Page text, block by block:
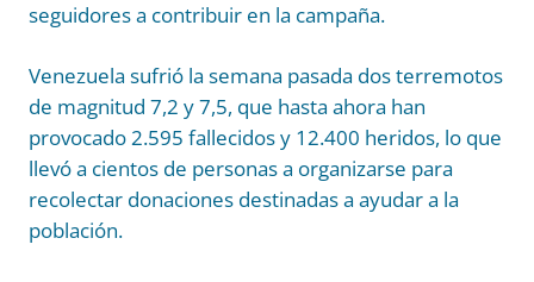
seguidores a contribuir en la campaña.
Venezuela sufrió la semana pasada dos terremotos
de magnitud 7,2 y 7,5, que hasta ahora han
provocado 2.595 fallecidos y 12.400 heridos, lo que
llevó a cientos de personas a organizarse para
recolectar donaciones destinadas a ayudar a la
población.